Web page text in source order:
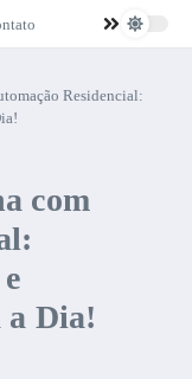
Residencial:
com
a Dia!